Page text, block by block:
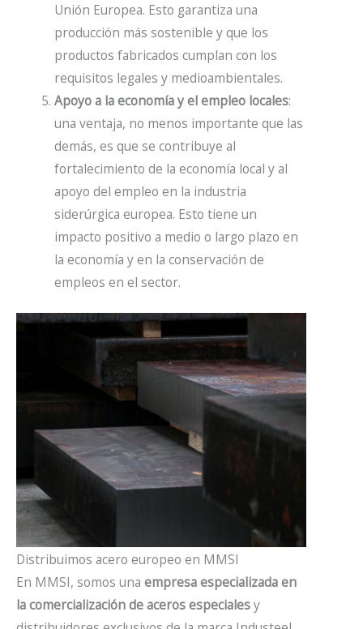
Unión Europea. Esto garantiza una
producción más sostenible y que los
productos fabricados cumplan con los
requisitos legales y medioambientales.
Apoyo a la economía y el empleo locales:
una ventaja, no menos importante que las
demás, es que se contribuye al
fortalecimiento de la economía local y al
apoyo del empleo en la industria
siderúrgica europea. Esto tiene un
impacto positivo a medio o largo plazo en
la economía y en la conservación de
empleos en el sector.
Distribuimos acero europeo en MMSI
En MMSI, somos una empresa especializada en
la comercialización de aceros especialesy